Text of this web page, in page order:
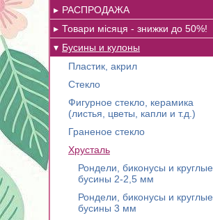
РАСПРОДАЖА
Товари місяця - знижки до 50%!
Бусины и кулоны
Пластик, акрил
Стекло
Фигурное стекло, керамика
(листья, цветы, капли и т.д.)
Граненое стекло
Хрусталь
Рондели, биконусы и круглые
бусины 2-2,5 мм
Рондели, биконусы и круглые
бусины 3 мм